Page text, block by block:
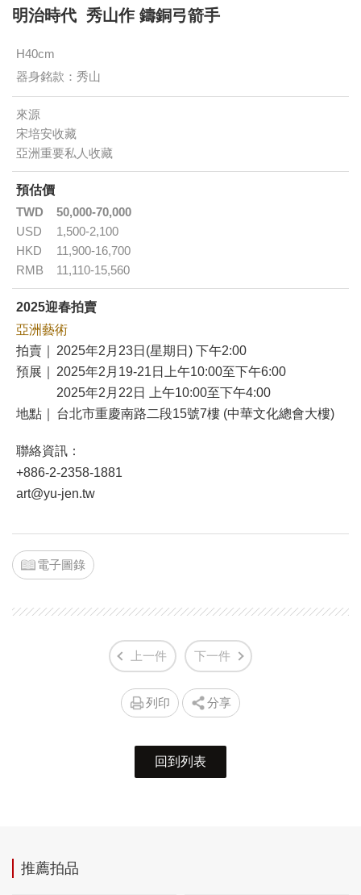
明治時代 秀山作 鑄銅弓箭手
H40cm
器身銘款：秀山
來源
宋培安收藏
亞洲重要私人收藏
預估價
TWD
50,000-70,000
USD
1,500-2,100
HKD
11,900-16,700
RMB
11,110-15,560
2025迎春拍賣
亞洲藝術
拍賣｜
2025年2月23日(星期日) 下午2:00
預展｜
2025年2月19-21日上午10:00至下午6:00
2025年2月22日 上午10:00至下午4:00
地點｜
台北市重慶南路二段15號7樓 (中華文化總會大樓)
聯絡資訊：
+886-2-2358-1881
art@yu-jen.tw
電子圖錄
上一件 下一件
列印 分享
回到列表
推薦拍品